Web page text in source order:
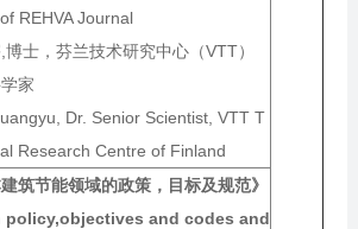
REHVA Journal
博士，芬兰技术研究中心（VTT）
家
Dr. Senior Scientist, VTT T
Research Centre of Finland
建筑节能领域的政策，目标及规范》
policy,objectives and codes and